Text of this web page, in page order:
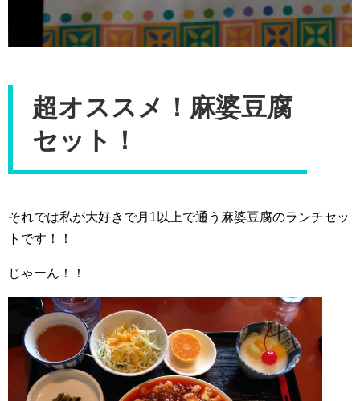
超オススメ！麻婆豆腐
セット！
それでは私が大好きで月1以上で通う麻婆豆腐のランチセッ
トです！！
じゃーん！！